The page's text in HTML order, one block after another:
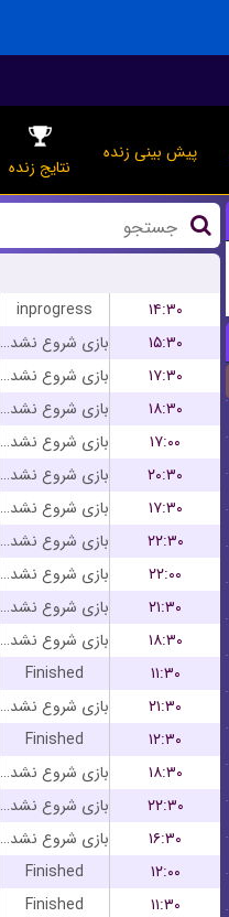
پیش بینی زنده
نتایج زنده
inprogress
۱۴:۳۰
بازی شروع نشده است
۱۵:۳۰
بازی شروع نشده است
۱۷:۳۰
بازی شروع نشده است
۱۸:۳۰
بازی شروع نشده است
۱۷:۰۰
بازی شروع نشده است
۲۰:۳۰
بازی شروع نشده است
۱۷:۳۰
بازی شروع نشده است
۲۲:۳۰
بازی شروع نشده است
۲۲:۰۰
بازی شروع نشده است
۲۱:۳۰
بازی شروع نشده است
۱۸:۳۰
Finished
۱۱:۳۰
بازی شروع نشده است
۲۱:۳۰
Finished
۱۲:۳۰
بازی شروع نشده است
۱۸:۳۰
بازی شروع نشده است
۲۲:۳۰
بازی شروع نشده است
۱۶:۳۰
Finished
۱۲:۰۰
Finished
۱۱:۳۰